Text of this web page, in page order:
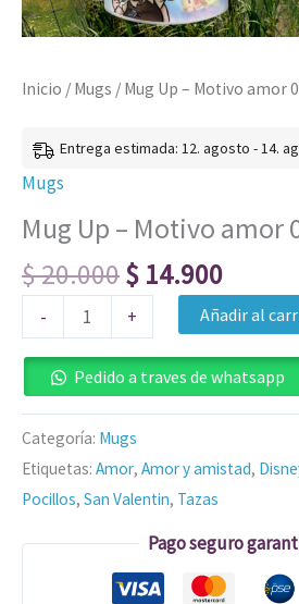
Inicio / Mugs / Mug Up – Motivo amor
Entrega estimada: 12. agosto - 14.
Mugs
Mug Up – Motivo amor
$20.000$ 14.900
- + Añadir al
Pedido a traves de whatsapp
Categoría: Mugs
Etiquetas: Amor, Amor y amistad,
Pocillos, San Valentin, Tazas
Pago seguro